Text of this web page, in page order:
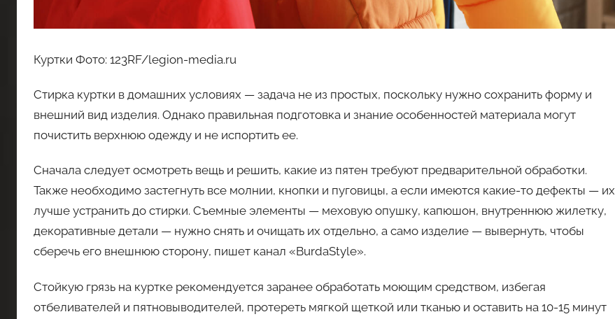
Куртки Фото: 123RF/legion-media.ru
Стирка куртки в домашних условиях — задача не из простых, поскольку нужно сохранить форму и
внешний вид изделия. Однако правильная подготовка и знание особенностей материала могут
почистить верхнюю одежду и не испортить ее.
Сначала следует осмотреть вещь и решить, какие из пятен требуют предварительной обработки.
Также необходимо застегнуть все молнии, кнопки и пуговицы, а если имеются какие-то дефекты — их
лучше устранить до стирки. Съемные элементы — меховую опушку, капюшон, внутреннюю жилетку,
декоративные детали — нужно снять и очищать их отдельно, а само изделие — вывернуть, чтобы
сберечь его внешнюю сторону, пишет канал «BurdaStyle».
Стойкую грязь на куртке рекомендуется заранее обработать моющим средством, избегая
отбеливателей и пятновыводителей, протереть мягкой щеткой или тканью и оставить на 10-15 минут